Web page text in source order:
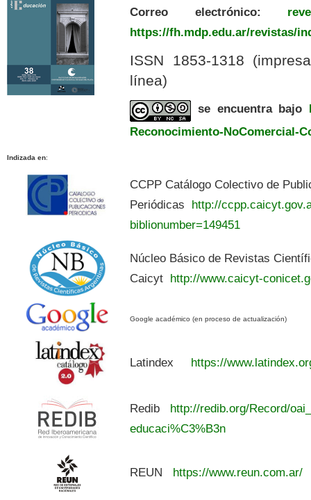
Correo electrónico:
https://fh.mdp.edu.ar/revistas/
ISSN 1853-1318
línea)
se encuentra bajo
Reconocimiento-NoComercial-
Indizada en:
CCPP Catálogo Colectivo de
Periódicas http://
biblionumber=149451
Núcleo Básico de Revistas
Caicyt http://www.caicyt-
Google académico (en proceso de actualización)
Latindex https://
Redib
http://redib.org/Record/
educaci%C3%B3n
REUN https://www.reun.com.ar/